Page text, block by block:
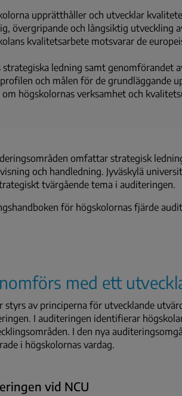
upprätthåller och utvecklar
övergripande och långsiktig utveckling
kvalitetsarbete motsvarar de
ledning samt genomförandet
och målen för de grundläggande
högskolornas verksamhet och
omfattar strategisk
och handledning. Jyväskylä
tvärgående tema i auditeringen.
för högskolornas fjärde
med ett
styrs av principerna för utvecklande
I auditeringen identifierar
I den nya
i högskolornas vardag.
vid NCU